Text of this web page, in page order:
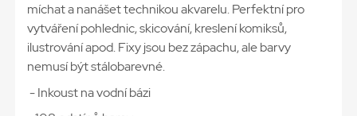
míchat a nanášet technikou akvarelu. Perfektní pro
vytváření pohlednic, skicování, kreslení komiksů,
ilustrování apod. Fixy jsou bez zápachu, ale barvy
nemusí být stálobarevné.
- Inkoust na vodní bázi